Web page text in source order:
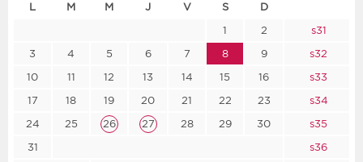
L M M J V S D
1 2
s31
3
4 5 6 7 8 9
s32
10
11 12 13 14 15 16
s33
17
18 19 20 21 22 23
s34
24
25 26 27 28 29 30
s35
31
s36